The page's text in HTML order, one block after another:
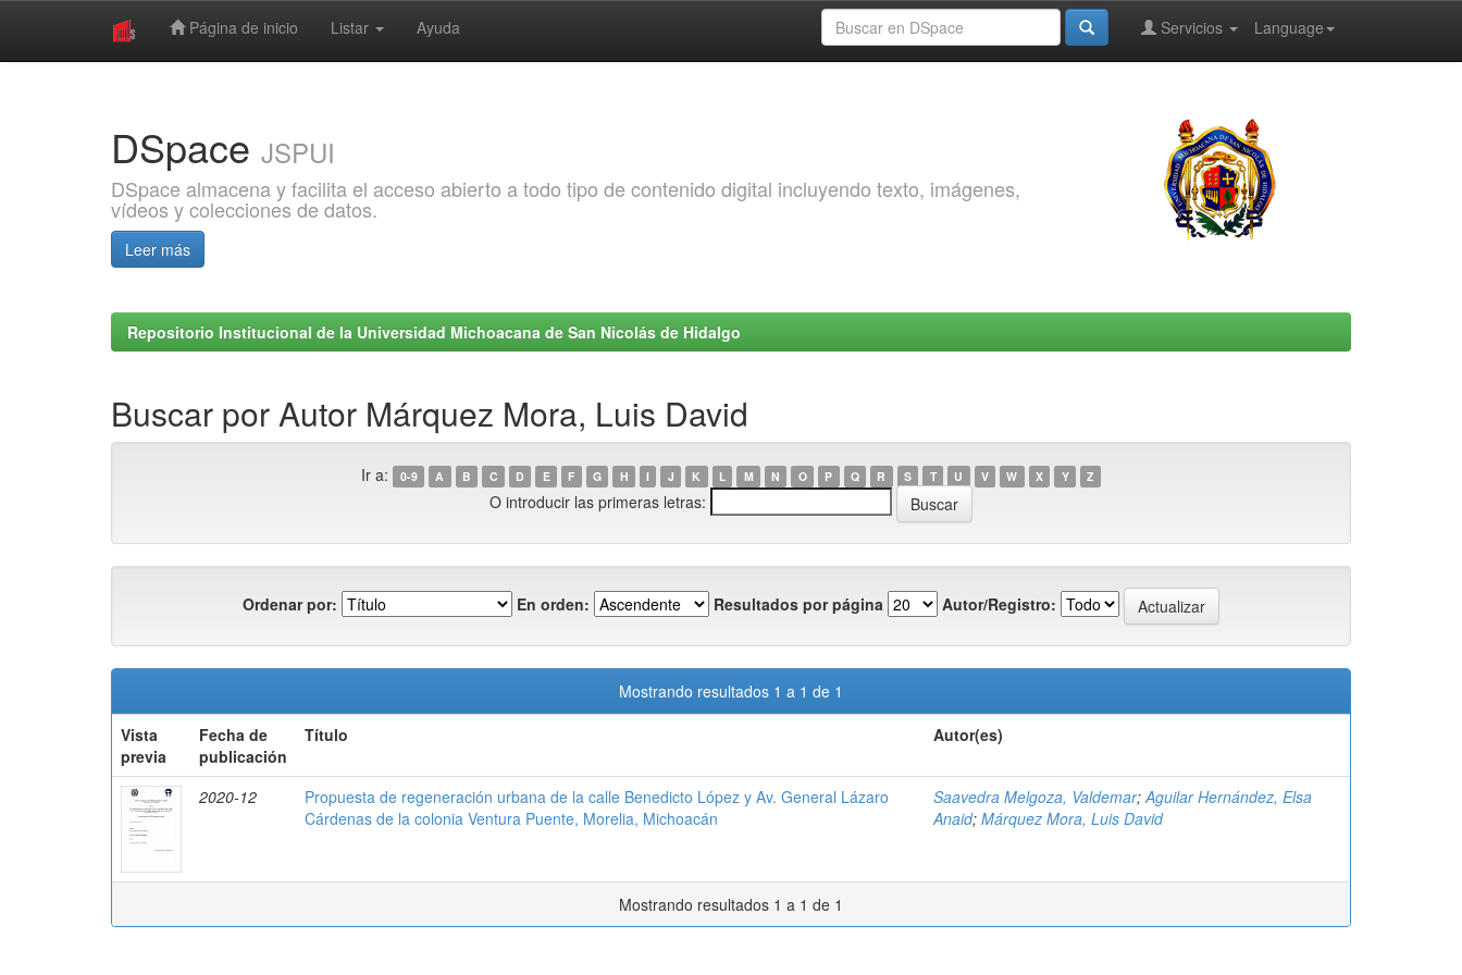
Página de inicio Listar Ayuda Language
Servicios
DSpace JSPUI
DSpace almacena y facilita el acceso abierto a todo tipo de contenido digital incluyendo texto, imágenes,
vídeos y colecciones de datos.
Leer más
Repositorio Institucional de la Universidad Michoacana de San Nicolás de Hidalgo
Buscar por Autor Márquez Mora, Luis David
Ir a: 0-9 A B C D E F G H I J K L M N O P Q R S T U V W X Y Z
O introducir las primeras letras:
Ordenar por: En orden: Resultados por página Autor/Registro:
Mostrando resultados 1 a 1 de 1
Vista
previa
Fecha de
publicación
Título Autor(es)
2020-12
Propuesta de regeneración urbana de la calle Benedicto López y Av. General Lázaro
Cárdenas de la colonia Ventura Puente, Morelia, Michoacán
Saavedra Melgoza, Valdemar;Aguilar Hernández, Elsa
Anaid; Márquez Mora, Luis David
Mostrando resultados 1 a 1 de 1